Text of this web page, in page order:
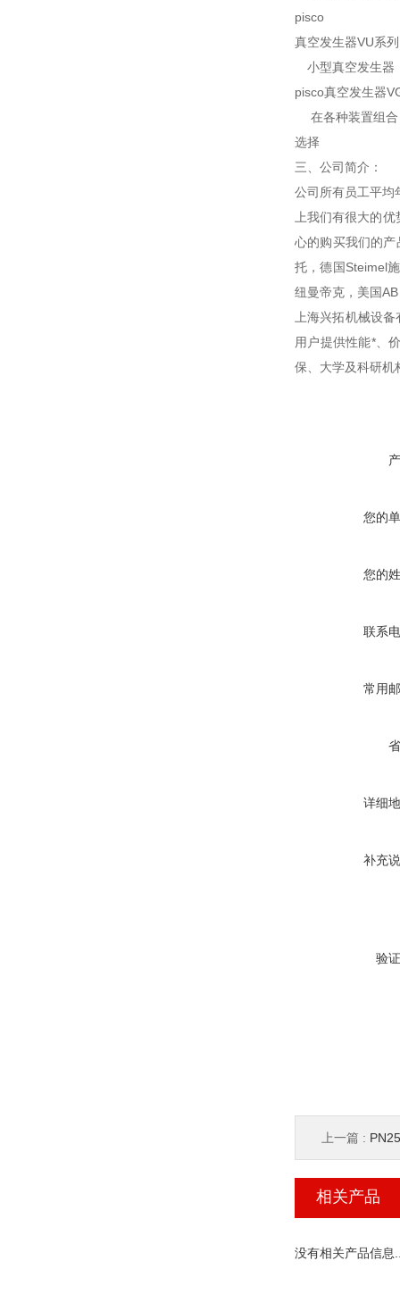
pisco
真空发生器VU系列
小型真空发生器
pisco真空发生器
在各种装置组合
选择
三、公司简介：
公司所有员工平均
上我们有很大的
心的购买我们的
托，德国Steimel
纽曼帝克，美国
上海兴拓机械设
用户提供性能*、
保、大学及科研机
您的
您的
联系
常用
详细
补充
验
上一篇 :
相关产品
没有相关产品信息